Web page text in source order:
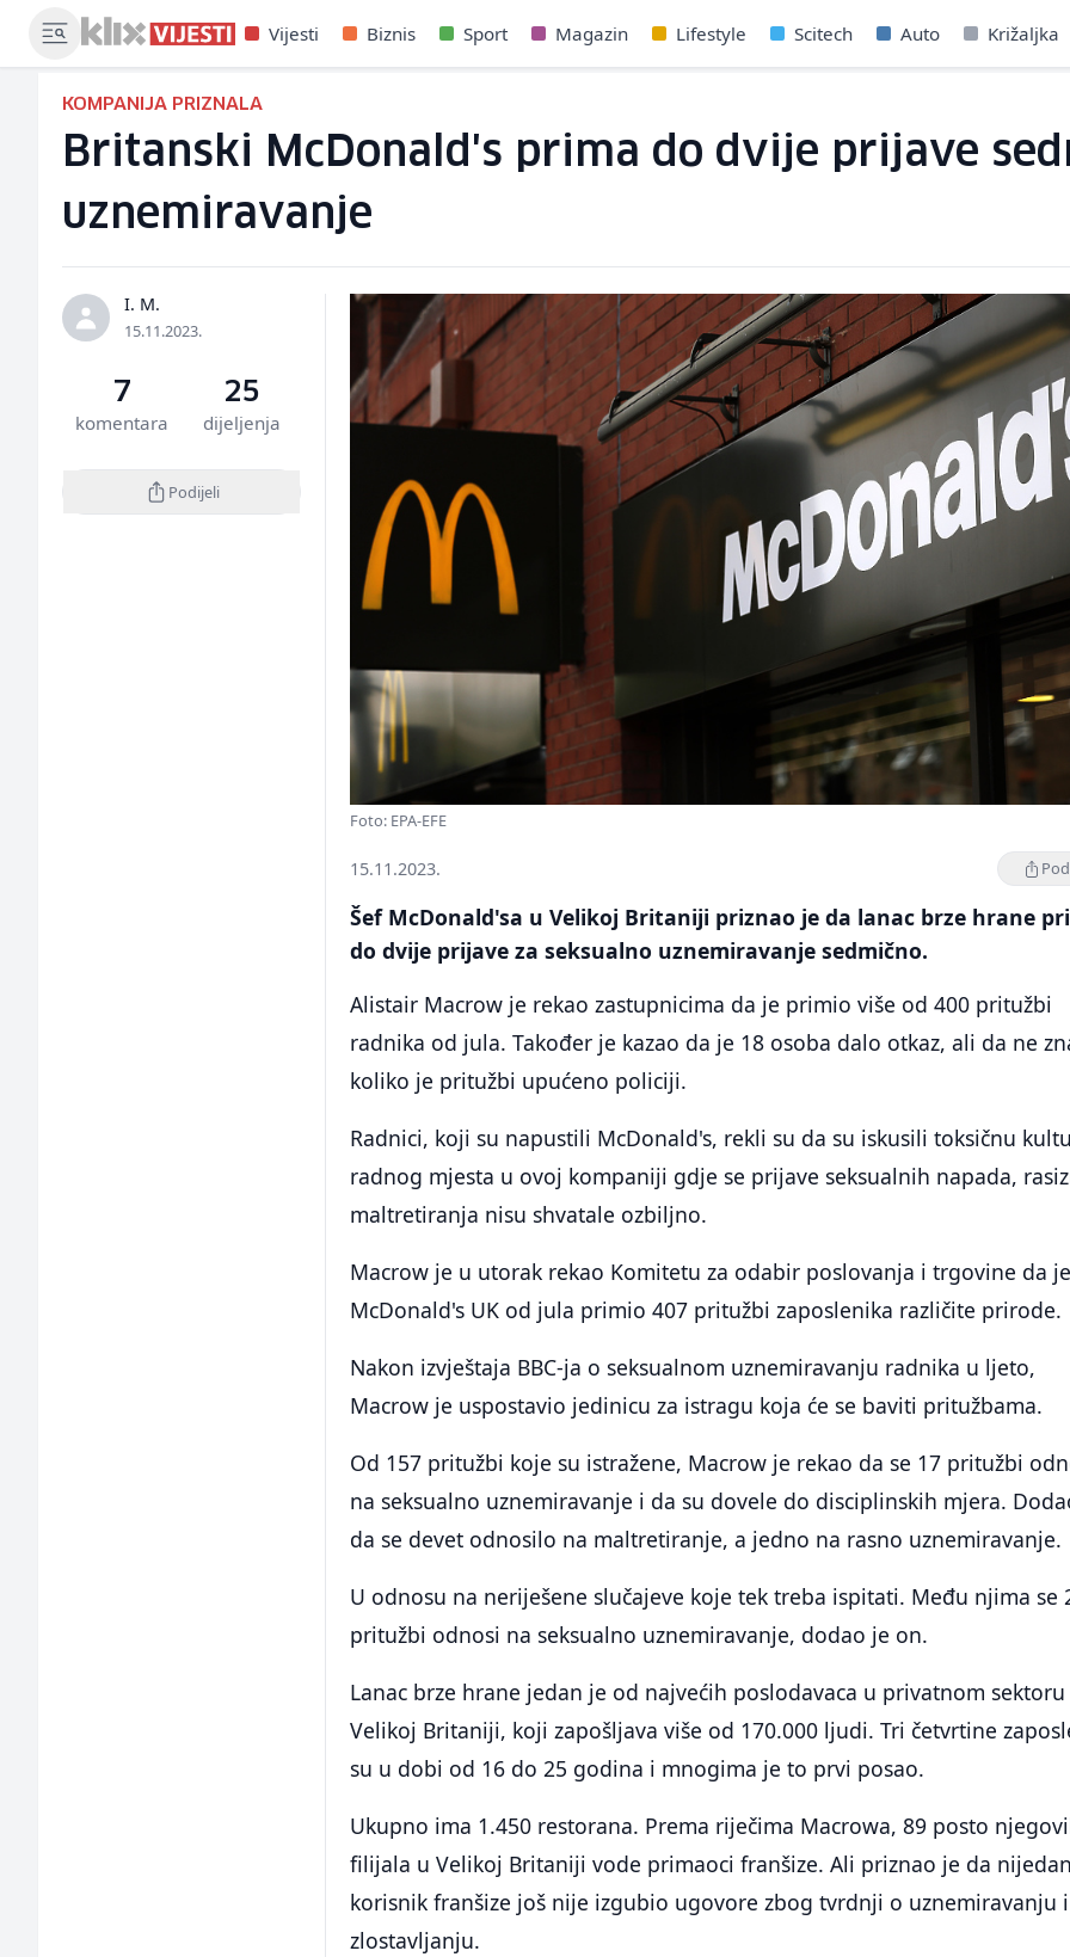
Vijesti Biznis Sport Magazin Lifestyle Scitech Auto Križaljka
KOMPANIJA PRIZNALA
Britanski McDonald's prima do dvije prijave
uznemiravanje
I. M.
15.11.2023.
7
komentara
25
dijeljenja
Podijeli
Foto: EPA-EFE
15.11.2023.
Šef McDonald'sa u Velikoj Britaniji priznao je da lanac brze hrane
do dvije prijave za seksualno uznemiravanje sedmično.
Alistair Macrow je rekao zastupnicima da je primio više od 400 pritužbi
radnika od jula. Također je kazao da je 18 osoba dalo otkaz, ali da ne
koliko je pritužbi upućeno policiji.
Radnici, koji su napustili McDonald's, rekli su da su iskusili toksičnu
radnog mjesta u ovoj kompaniji gdje se prijave seksualnih napada,
maltretiranja nisu shvatale ozbiljno.
Macrow je u utorak rekao Komitetu za odabir poslovanja i trgovine da je
McDonald's UK od jula primio 407 pritužbi zaposlenika različite prirode.
Nakon izvještaja BBC-ja o seksualnom uznemiravanju radnika u ljeto,
Macrow je uspostavio jedinicu za istragu koja će se baviti pritužbama.
Od 157 pritužbi koje su istražene, Macrow je rekao da se 17 pritužbi
na seksualno uznemiravanje i da su dovele do disciplinskih mjera.
da se devet odnosilo na maltretiranje, a jedno na rasno uznemiravanje.
U odnosu na neriješene slučajeve koje tek treba ispitati. Među njima se
pritužbi odnosi na seksualno uznemiravanje, dodao je on.
Lanac brze hrane jedan je od najvećih poslodavaca u privatnom sektoru
Velikoj Britaniji, koji zapošljava više od 170.000 ljudi. Tri četvrtine
su u dobi od 16 do 25 godina i mnogima je to prvi posao.
Ukupno ima 1.450 restorana. Prema riječima Macrowa, 89 posto
filijala u Velikoj Britaniji vode primaoci franšize. Ali priznao je da nijedan
korisnik franšize još nije izgubio ugovore zbog tvrdnji o uznemiravanju i
zlostavljanju.